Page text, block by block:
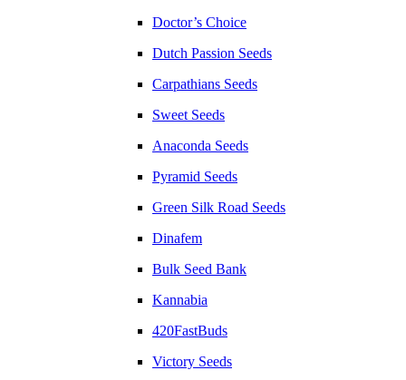
Doctor’s Choice
Dutch Passion Seeds
Carpathians Seeds
Sweet Seeds
Anaconda Seeds
Pyramid Seeds
Green Silk Road Seeds
Dinafem
Bulk Seed Bank
Kannabia
420FastBuds
Victory Seeds